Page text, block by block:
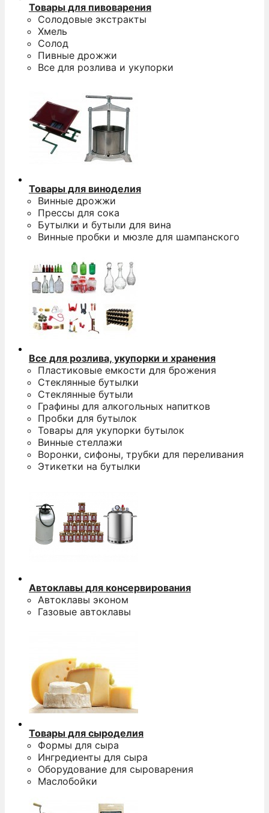
Товары для пивоварения
Солодовые экстракты
Хмель
Солод
Пивные дрожжи
Все для розлива и укупорки
Товары для виноделия
Винные дрожжи
Прессы для сока
Бутылки и бутыли для вина
Винные пробки и мюзле для шампанского
Все для розлива, укупорки и хранения
Пластиковые емкости для брожения
Стеклянные бутылки
Стеклянные бутыли
Графины для алкогольных напитков
Пробки для бутылок
Товары для укупорки бутылок
Винные стеллажи
Воронки, сифоны, трубки для переливания
Этикетки на бутылки
Автоклавы для консервирования
Автоклавы эконом
Газовые автоклавы
Товары для сыроделия
Формы для сыра
Ингредиенты для сыра
Оборудование для сыроварения
Маслобойки